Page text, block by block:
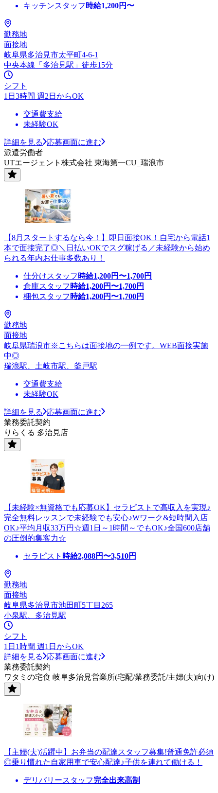
キッチンスタッフ 時給1,200円〜
勤務地
面接地
岐阜県多治見市太平町4-6-1
中央本線「多治見駅」徒歩15分
シフト
1日3時間 週2日からOK
交通費支給
未経験OK
詳細を見る
応募画面に進む
派遣労働者
UTエージェント株式会社 東海第一CU_瑞浪市
【8月スタートするなら今！】即日面接OK！自宅から電話1
本で面接完了◎＼日払いOKでスグ稼げる／未経験から始め
られる年内お仕事多数あり！
仕分けスタッフ 時給1,200円〜1,700円
倉庫スタッフ 時給1,200円〜1,700円
梱包スタッフ 時給1,200円〜1,700円
勤務地
面接地
岐阜県瑞浪市※こちらは面接地の一例です。WEB面接実施
中◎
瑞浪駅、土岐市駅、釜戸駅
交通費支給
未経験OK
詳細を見る
応募画面に進む
業務委託契約
りらくる 多治見店
【未経験×無資格でも応募OK】セラピストで高収入を実現♪
完全無料レッスンで未経験でも安心♪Wワーク&短時間入店
OK♪平均月収33万円☆週1日～1時間～でもOK♪全国600店舗
の圧倒的集客力☆
セラピスト 時給2,088円〜3,510円
勤務地
面接地
岐阜県多治見市池田町5丁目265
小泉駅、多治見駅
シフト
1日1時間 週1日からOK
詳細を見る
応募画面に進む
業務委託契約
ワタミの宅食 岐阜多治見営業所(宅配/業務委託/主婦(夫)向け)
【主婦(夫)活躍中】お弁当の配達スタッフ募集!普通免許必須
◎乗り慣れた自家用車で安心配達♪子供を連れて働ける！
デリバリースタッフ完全出来高制